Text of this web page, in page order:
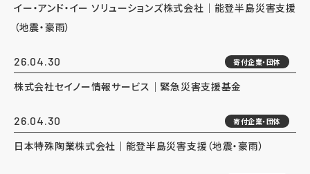
イー・アンド・イー ソリューションズ株式会社｜能登半島災害支援
（地震・豪雨）
26.04.30 寄付企業・団体
株式会社セイノー情報サービス｜緊急災害支援基金
26.04.30 寄付企業・団体
日本特殊陶業株式会社｜能登半島災害支援（地震・豪雨）